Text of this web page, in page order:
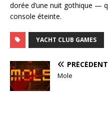
dorée d’une nuit gothique —
console éteinte.
YACHT CLUB GAMES
PRÉCÉDENT
Mole